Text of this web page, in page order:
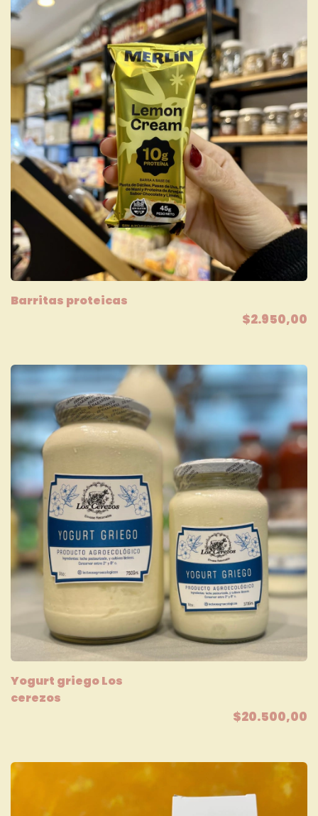
Barritas proteicas
$2.950,00
Yogurt griego Los
cerezos
$20.500,00